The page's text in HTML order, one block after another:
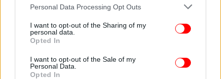
Please note that this website/app uses one or more Google
not limited to your visit or usage behaviour. You may click to
grant or deny consent to Google and its third-party tags to
use your data for below specified purposes in below Google
consent section.
Personal Data Processing Opt Outs
I want to opt-out of the Sharing of my
personal data.
Opted In
I want to opt-out of the Sale of my
Personal Data.
Opted In
Reform UK του Φάρατζ, εντείνοντας την εσωτερική
πίεση και την αβεβαιότητα για το μέλλον της
παράταξης.